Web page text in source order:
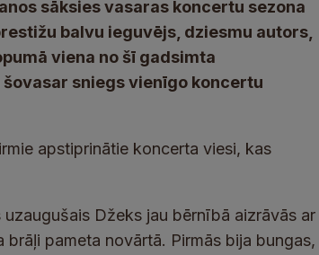
sāksies vasaras koncertu sezona
balvu ieguvējs, dziesmu autors,
viena no šī gadsimta
sniegs vienīgo koncertu
apstiprinātie koncerta viesi, kas
Džeks jau bērnībā aizrāvās ar
pameta novārtā. Pirmās bija bungas,